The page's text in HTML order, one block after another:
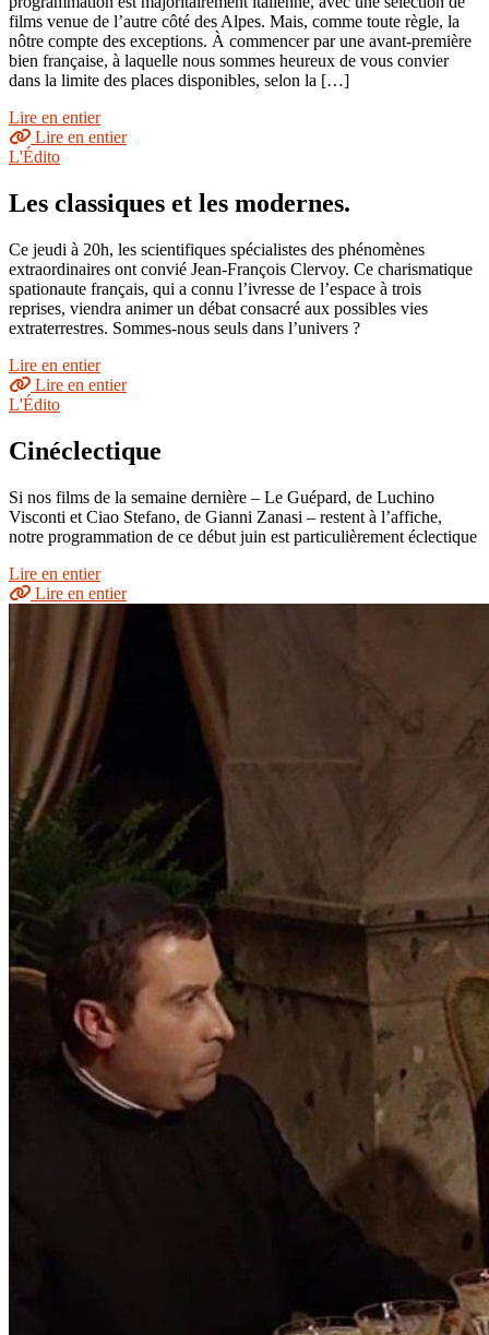
films venue de l’autre côté des Alpes. Mais, comme toute règle, la
nôtre compte des exceptions. À commencer par une avant-première
bien française, à laquelle nous sommes heureux de vous convier
dans la limite des places disponibles, selon la […]
Lire en entier
Lire en entier
L'Édito
Les classiques et les modernes.
Ce jeudi à 20h, les scientifiques spécialistes des phénomènes
extraordinaires ont convié Jean-François Clervoy. Ce charismatique
spationaute français, qui a connu l’ivresse de l’espace à trois
reprises, viendra animer un débat consacré aux possibles vies
extraterrestres. Sommes-nous seuls dans l’univers ?
Lire en entier
Lire en entier
L'Édito
Cinéclectique
Si nos films de la semaine dernière – Le Guépard, de Luchino
Visconti et Ciao Stefano, de Gianni Zanasi – restent à l’affiche,
notre programmation de ce début juin est particulièrement éclectique
Lire en entier
Lire en entier